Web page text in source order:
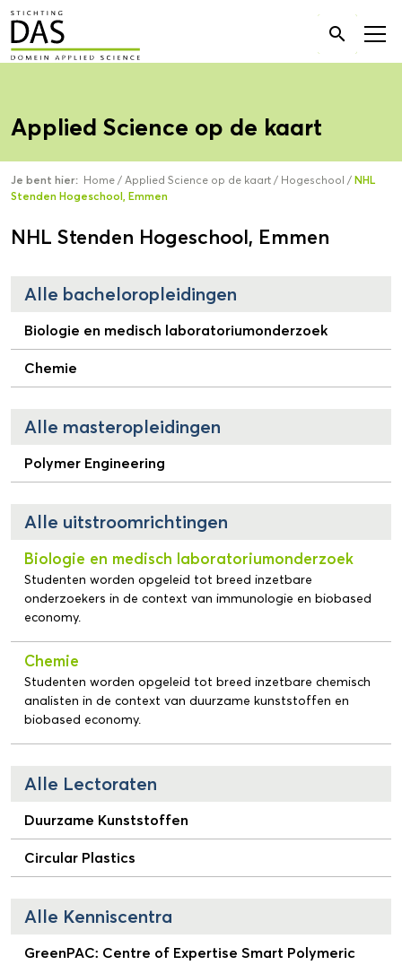
Zoek
naar:

Applied Science op de kaart
Je bent hier: Home / Applied Science op de kaart / Hogeschool / NHL
Stenden Hogeschool, Emmen
NHL Stenden Hogeschool, Emmen
Alle bacheloropleidingen
Biologie en medisch laboratoriumonderzoek
Chemie
Alle masteropleidingen
Polymer Engineering
Alle uitstroomrichtingen
Biologie en medisch laboratoriumonderzoek
Studenten worden opgeleid tot breed inzetbare
onderzoekers in de context van immunologie en biobased
economy.
Chemie
Studenten worden opgeleid tot breed inzetbare chemisch
analisten in de context van duurzame kunststoffen en
biobased economy.
Alle Lectoraten
Duurzame Kunststoffen
Circular Plastics
Alle Kenniscentra
GreenPAC: Centre of Expertise Smart Polymeric